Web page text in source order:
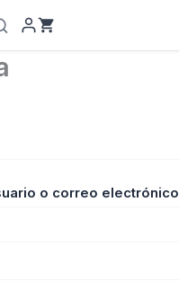
o correo electrónico